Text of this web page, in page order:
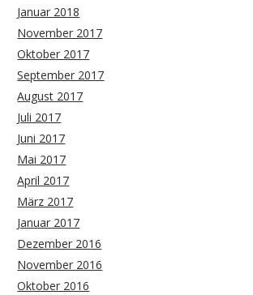
Januar 2018
November 2017
Oktober 2017
September 2017
August 2017
Juli 2017
Juni 2017
Mai 2017
April 2017
März 2017
Januar 2017
Dezember 2016
November 2016
Oktober 2016